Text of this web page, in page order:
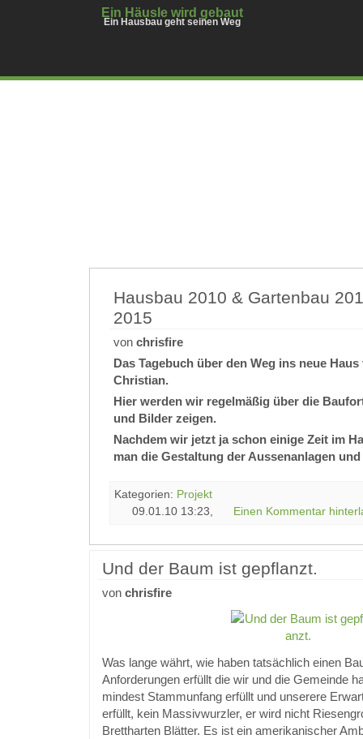
Ein Häusle wird gebaut
Ein Hausbau geht seinen Weg
Hausbau 2010 & Gartenbau
2015
von chrisfire
Das Tagebuch über den Weg ins neue
Christian.
Hier werden wir regelmäßig über die
und Bilder zeigen.
Nachdem wir jetzt ja schon einige Zeit im
man die Gestaltung der Aussenanlagen
Kategorien: Projekt
09.01.10 13:23,
Einen Kommentar
Und der Baum ist gepflanzt.
von chrisfire
Was lange währt, wie haben tatsächlich einen
Anforderungen erfüllt die wir und die Gemeinde
mindest Stammunfang erfüllt und unserere
erfüllt, kein Massivwurzler, er wird nicht
Brettharten Blätter. Es ist ein amerikanischer